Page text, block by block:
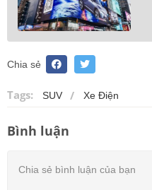
Chia sẻ
Tags: SUV Xe Điện
Bình luận